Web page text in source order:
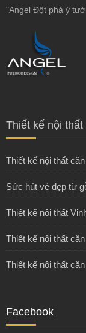
"Angel Đột phá ý
Thiết kế nội thất
Thiết kế nội thất
Sức hút vẻ đẹp từ
Thiết kế nội thất
Thiết kế nội thất
Thiết kế nội thất
Facebook